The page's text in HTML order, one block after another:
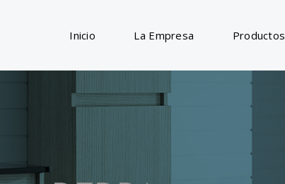
Inicio La Empresa Productos